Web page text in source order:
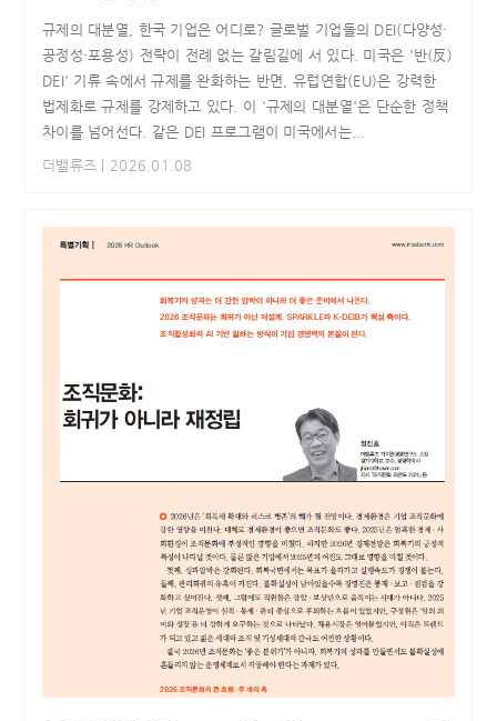
규제의 대분열, 한국 기업은 어디로? 글로벌 기업들의 DEI(다양성·
공정성·포용성) 전략이 전례 없는 갈림길에 서 있다. 미국은 '반(反)
DEI' 기류 속에서 규제를 완화하는 반면, 유럽연합(EU)은 강력한
법제화로 규제를 강제하고 있다. 이 '규제의 대분열'은 단순한 정책
차이를 넘어선다. 같은 DEI 프로그램이 미국에서는...
더밸류즈 | 2026.01.08